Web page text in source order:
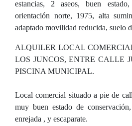
estancias, 2 aseos, buen
orientación norte, 1975, alta
adaptado movilidad reducida, suelo
ALQUILER LOCAL
LOS JUNCOS, ENTRE CALLE
PISCINA MUNICIPAL.
Local comercial situado a pie de
muy buen estado de
enrejada , y escaparate.